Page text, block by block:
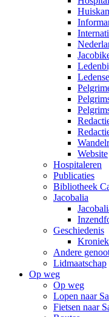
Website
Hospitaleren
Publicaties
Bibliotheek
Jacobalia
Geschiedenis
Andere
Lidmaatschap
Op weg
Op weg
Lopen naar
Fietsen naar